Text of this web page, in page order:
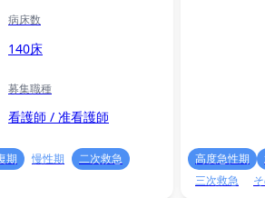
病床数
140床
募集職種
看護師 / 准看護師
期 慢性期
二次救急
高度急性期
三次救急